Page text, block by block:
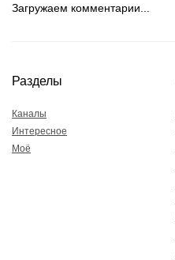
Загружаем комментарии...
Разделы
Каналы
Интересное
Моё